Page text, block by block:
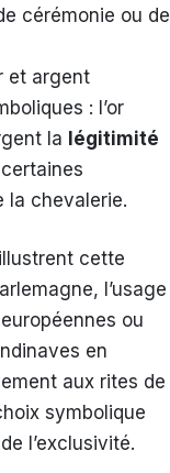
cérémonie ou de
et argent
: l’or
la légitimité
la chevalerie.
cette
l’usage
ou
en
aux rites de
symbolique
l’exclusivité.